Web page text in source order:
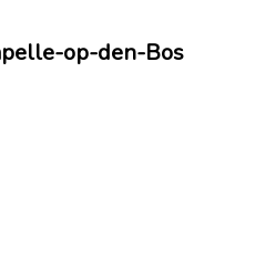
op-den-Bos